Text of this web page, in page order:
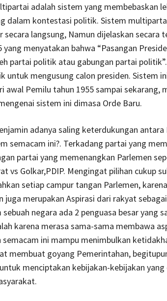
adalah sistem yang membebaskan
dalam kontestasi politik. Sistem
langsung, Namun dijelaskan secara
yang menyatakan bahwa “Pasangan
partai politik atau gabungan partai
untuk mengusung calon presiden. Sistem
awal Pemilu tahun 1955 sampai sekarang,
sistem ini dimasa Orde Baru.
adanya saling keterdukungan
semacam ini?. Terkadang partai yang
partai yang memenangkan Parlemen
vs Golkar,PDIP. Mengingat pilihan cukup
setiap campur tangan Parlemen,
juga merupakan Aspirasi dari rakyat
sebuah negara ada 2 penguasa besar yang
karena merasa sama-sama membawa
semacam ini mampu menimbulkan
membuat goyang Pemerintahan,
menciptakan kebijakan-kebijakan